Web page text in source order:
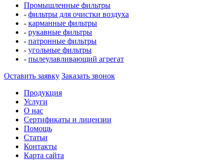
Промышленные фильтры
- фильтры для очистки воздуха
- карманные фильтры
- рукавные фильтры
- патронные фильтры
- угольные фильтры
- пылеулавливающий агрегат
Оставить заявку Заказать звонок
Продукция
Услуги
О нас
Сертификаты и лицензии
Помощь
Статьи
Контакты
Карта сайта